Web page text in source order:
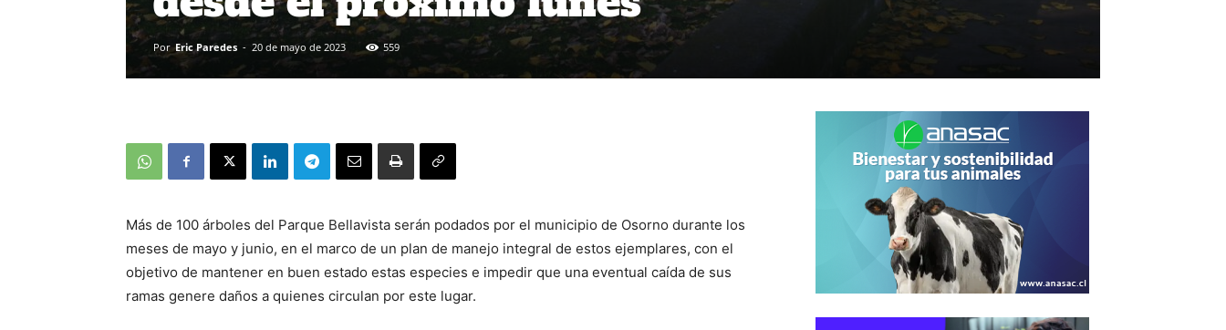
Por Eric Paredes - 20 de mayo de 2023 559
Más de 100 árboles del Parque Bellavista serán podados por el municipio de Osorno durante los
meses de mayo y junio, en el marco de un plan de manejo integral de estos ejemplares, con el
objetivo de mantener en buen estado estas especies e impedir que una eventual caída de sus
ramas genere daños a quienes circulan por este lugar.